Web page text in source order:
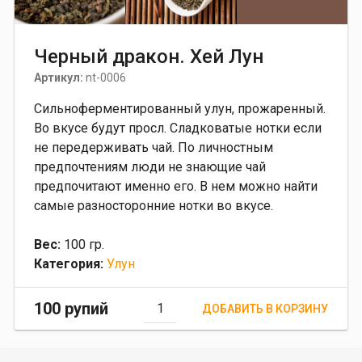
Черный дракон. Хей Лун
Артикул: nt-0006
Сильноферментированный улун, прожаренный.
Во вкусе будут просл. Сладковатые нотки если
не передерживать чай. По личностным
предпочтениям люди не знающие чай
предпочитают именно его. В нем можно найти
самые разносторонние нотки во вкусе.
Вес: 100 гр.
Категория: Улун
100 рупий